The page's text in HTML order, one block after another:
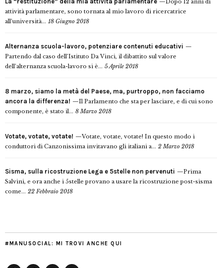
Dopo 12 anni di
attività parlamentare, sono tornata al mio lavoro di ricercatrice
all’università... 18 Giugno 2018
Alternanza scuola-lavoro, potenziare contenuti educativi
Partendo dal caso dell’Istituto Da Vinci, il dibattito sul valore
dell’alternanza scuola-lavoro si è... 5 Aprile 2018
8 marzo, siamo la metà del Paese, ma, purtroppo, non facciamo
ancora la differenza!
Il Parlamento che sta per lasciare, e di cui sono
componente, è stato il... 8 Marzo 2018
Votate, votate, votate!
Votate, votate, votate! In questo modo i
conduttori di Canzonissima invitavano gli italiani a... 2 Marzo 2018
Sisma, sulla ricostruzione Lega e 5stelle non pervenuti
Prima
Salvini, e ora anche i 5stelle provano a usare la ricostruzione post-sisma
come... 22 Febbraio 2018
#MANUSOCIAL: MI TROVI ANCHE QUI